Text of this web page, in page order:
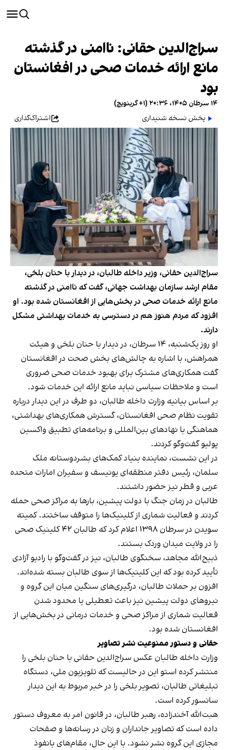
سراج‌الدین حقانی: ناامنی در گذشته
مانع ارائه خدمات صحی در افغانستان
بود
۱۴ سرطان ۱۴۰۵، ۲۰:۳۶ (‎+۱ گرینویچ)
پخش نسخه شنیداری
اشتراک‌گذاری
سراج‌الدین حقانی، وزیر داخله طالبان، در دیدار با حنان بلخی،
مقام ارشد سازمان بهداشت جهانی، گفت که ناامنی در گذشته
مانع ارائه خدمات صحی در بخش‌هایی از افغانستان شده بود. او
افزود که مردم هنوز هم در دسترسی به خدمات بهداشتی مشکل
دارند.
او روز یک‌شنبه، ۱۴ سرطان، در دیدار با حنان بلخی و هیئت
همراهش، با اشاره به چالش‌های بخش صحت در افغانستان
گفت همکاری‌های مشترک برای بهبود خدمات صحی ضروری
است و ملاحظات سیاسی نباید مانع ارائه این خدمات شود.
بر اساس بیانیه وزارت داخله طالبان، دو طرف در این دیدار درباره
تقویت نظام صحی افغانستان، گسترش همکاری‌های بهداشتی،
هماهنگی با نهادهای بین‌المللی و برنامه‌های تطبیق واکسین
پولیو گفت‌وگو کردند.
در این نشست، نماینده بنیاد کمک‌های بشردوستانه ملک
سلمان، رئیس دفتر منطقه‌ای یونیسف و سفیران امارات متحده
عربی و قطر نیز حضور داشتند.
طالبان در زمان جنگ با دولت پیشین، بارها به مراکز صحی حمله
کردند و فعالیت شماری از کلینیک‌ها را متوقف ساختند. کمیته
سویدن در سرطان ۱۳۹۸ اعلام کرد که طالبان ۴۲ کلینیک صحی
را در ولایت میدان وردک بستند.
ذبیح‌الله مجاهد، سخنگوی طالبان، نیز در گفت‌وگو با رادیو آزادی
تأیید کرده بود که این کلینیک‌ها از سوی طالبان بسته شده‌اند.
افزون بر حملات طالبان، درگیری‌های سنگین میان این گروه و
نیروهای دولت پیشین نیز باعث تعطیلی یا محدود شدن
فعالیت شماری از مراکز صحی و خدمات درمانی در بخش‌هایی از
افغانستان شده بود.
حقانی و دستور ممنوعیت نشر تصاویر
وزارت داخله طالبان عکس سراج‌الدین حقانی با حنان بلخی را
منتشر کرده استو این در حالیست که تلویزیون ملی، دستگاه
تبلیغاتی طالبان، تصویر بلخی را در خبر مربوط به این دیدار
سانسور کرده است.
هبت‌الله آخندزاده، رهبر طالبان، در قانون امر به معروف دستور
داده است که تصاویر جانداران و زنان در رسانه‌ها و صفحات
مجازی این گروه نشر نشود. با این حال، مقام‌های بانفوذ